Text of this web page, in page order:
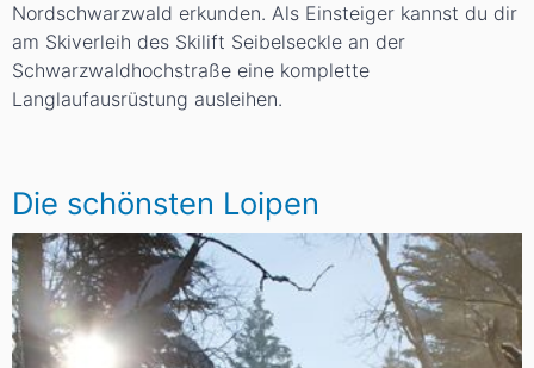
Nordschwarzwald erkunden. Als Einsteiger kannst du dir
am Skiverleih des Skilift Seibelseckle an der
Schwarzwaldhochstraße eine komplette
Langlaufausrüstung ausleihen.
Die schönsten Loipen